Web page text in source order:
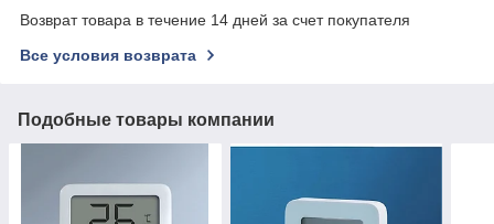
Возврат товара в течение 14 дней за счет покупателя
Все условия возврата
Подобные товары компании